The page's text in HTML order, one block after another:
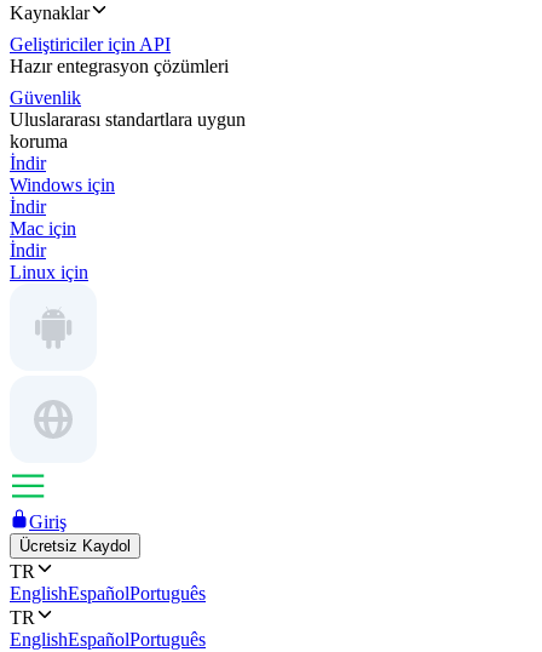
Kaynaklar
Geliştiriciler için API
Hazır entegrasyon çözümleri
Güvenlik
Uluslararası standartlara uygun
koruma
İndir
Windows için
İndir
Mac için
İndir
Linux için
Giriş
Ücretsiz Kaydol
TR
EnglishEspañolPortuguês
TR
EnglishEspañolPortuguês